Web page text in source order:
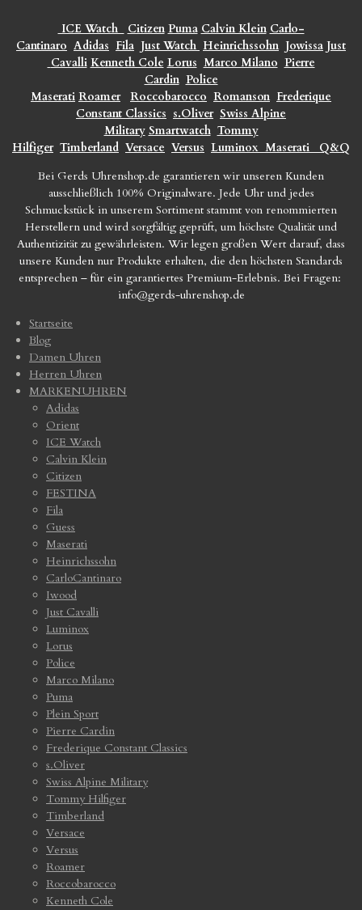
ICE Watch Citizen Puma Calvin Klein Carlo-
Cantinaro Adidas Fila Just Watch Heinrichssohn Jowissa Just
Cavalli Kenneth Cole Lorus Marco Milano Pierre
Cardin Police
Maserati Roamer Roccobarocco Romanson Frederique
Constant Classics s.Oliver Swiss Alpine
Military Smartwatch Tommy
Hilfiger Timberland Versace Versus Luminox Maserati
Q&Q
Bei Gerds Uhrenshop.de garantieren wir unseren Kunden
ausschließlich 100% Originalware. Jede Uhr und jedes
Schmuckstück in unserem Sortiment stammt von renommierten
Herstellern und wird sorgfältig geprüft, um höchste Qualität und
Authentizität zu gewährleisten. Wir legen großen Wert darauf, dass
unsere Kunden nur Produkte erhalten, die den höchsten Standards
entsprechen – für ein garantiertes Premium-Erlebnis. Bei Fragen:
info@gerds-uhrenshop.de
Startseite
Blog
Damen Uhren
Herren Uhren
MARKENUHREN
Adidas
Orient
ICE Watch
Calvin Klein
Citizen
FESTINA
Fila
Guess
Maserati
Heinrichssohn
CarloCantinaro
Iwood
Just Cavalli
Luminox
Lorus
Police
Marco Milano
Puma
Plein Sport
Pierre Cardin
Frederique Constant Classics
s.Oliver
Swiss Alpine Military
Tommy Hilfiger
Timberland
Versace
Versus
Roamer
Roccobarocco
Kenneth Cole